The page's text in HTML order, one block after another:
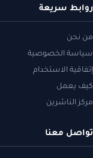
روابط سريعة
من نحن
سياسة الخصوصية
إتفاقية الاستخدام
كيف يعمل
مركز الناشرين
تواصل معنا